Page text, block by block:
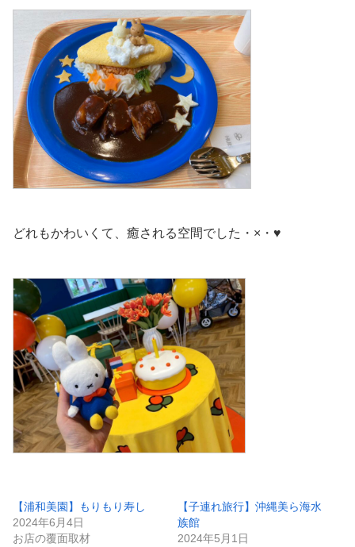
どれもかわいくて、癒される空間でした・×・♥
【浦和美園】もりもり寿し
2024年6月4日
お店の覆面取材
【子連れ旅行】沖縄美ら海水
族館
2024年5月1日